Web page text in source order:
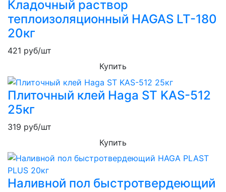
Кладочный раствор
теплоизоляционный HAGAS LT-180
20кг
421 руб/шт
Купить
Плиточный клей Haga ST KAS-512
25кг
319 руб/шт
Купить
Наливной пол быстротвердеющий